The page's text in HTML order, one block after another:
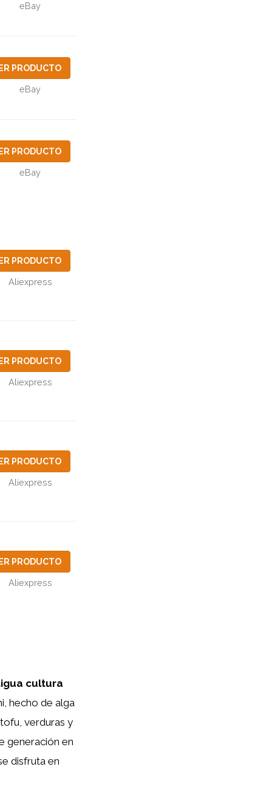
eBay
PRODUCTO
eBay
PRODUCTO
eBay
PRODUCTO
Aliexpress
PRODUCTO
Aliexpress
PRODUCTO
Aliexpress
PRODUCTO
Aliexpress
cultura
hecho de alga
verduras y
generación en
disfruta en